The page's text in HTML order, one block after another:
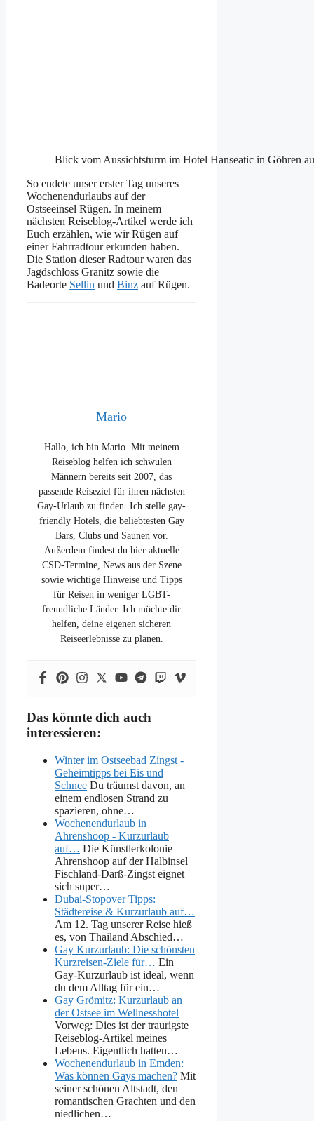
Blick vom Aussichtsturm im Hotel Hanseatic in Göhren
So endete unser erster Tag unseres
Wochenendurlaubs auf der
Ostseeinsel Rügen. In meinem
nächsten Reiseblog-Artikel werde ich
Euch erzählen, wie wir Rügen auf
einer Fahrradtour erkunden haben.
Die Station dieser Radtour waren das
Jagdschloss Granitz sowie die
Badeorte Sellin und Binz auf Rügen.
Mario
Hallo, ich bin Mario. Mit meinem
Reiseblog helfen ich schwulen
Männern bereits seit 2007, das
passende Reiseziel für ihren nächsten
Gay-Urlaub zu finden. Ich stelle gay-
friendly Hotels, die beliebtesten Gay
Bars, Clubs und Saunen vor.
Außerdem findest du hier aktuelle
CSD-Termine, News aus der Szene
sowie wichtige Hinweise und Tipps
für Reisen in weniger LGBT-
freundliche Länder. Ich möchte dir
helfen, deine eigenen sicheren
Reiseerlebnisse zu planen.
Das könnte dich auch
interessieren:
Winter im Ostseebad Zingst -
Geheimtipps bei Eis und
Schnee Du träumst davon, an
einem endlosen Strand zu
spazieren, ohne…
Wochenendurlaub in
Ahrenshoop - Kurzurlaub
auf… Die Künstlerkolonie
Ahrenshoop auf der Halbinsel
Fischland-Darß-Zingst eignet
sich super…
Dubai-Stopover Tipps:
Städtereise & Kurzurlaub auf…
Am 12. Tag unserer Reise hieß
es, von Thailand Abschied…
Gay Kurzurlaub: Die schönsten
Kurzreisen-Ziele für… Ein
Gay-Kurzurlaub ist ideal, wenn
du dem Alltag für ein…
Gay Grömitz: Kurzurlaub an
der Ostsee im Wellnesshotel
Vorweg: Dies ist der traurigste
Reiseblog-Artikel meines
Lebens. Eigentlich hatten…
Wochenendurlaub in Emden:
Was können Gays machen? Mit
seiner schönen Altstadt, den
romantischen Grachten und den
niedlichen…